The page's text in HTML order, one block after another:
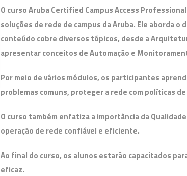
O curso Aruba Certified Campus Access
soluções de rede de campus da Aruba. Ele aborda
conteúdo cobre diversos tópicos, desde a
apresentar conceitos de Automação e
Por meio de vários módulos, os participantes
problemas comuns, proteger a rede com políticas
O curso também enfatiza a importância da
operação de rede confiável e eficiente.
Ao final do curso, os alunos estarão capacitados
eficaz.